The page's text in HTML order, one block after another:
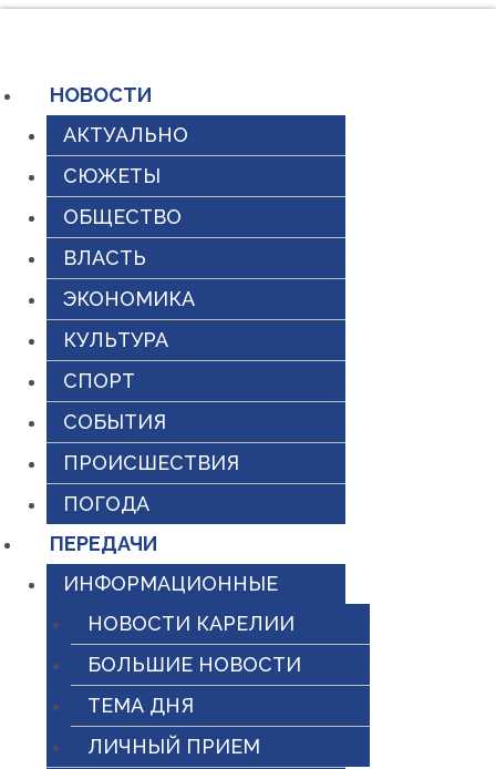
содержимому
НОВОСТИ
АКТУАЛЬНО
СЮЖЕТЫ
ОБЩЕСТВО
ВЛАСТЬ
ЭКОНОМИКА
КУЛЬТУРА
СПОРТ
СОБЫТИЯ
ПРОИСШЕСТВИЯ
ПОГОДА
ПЕРЕДАЧИ
ИНФОРМАЦИОННЫЕ
НОВОСТИ КАРЕЛИИ
БОЛЬШИЕ НОВОСТИ
ТЕМА ДНЯ
ЛИЧНЫЙ ПРИЕМ